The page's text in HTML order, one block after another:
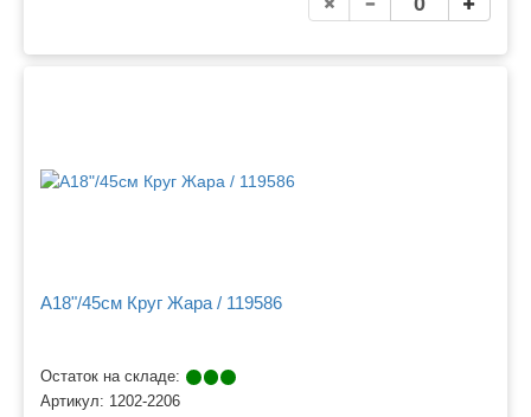
A18"/45см Круг Жара / 119586
Остаток на складе:
Артикул: 1202-2206